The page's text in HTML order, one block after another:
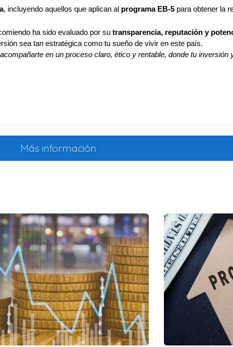
, incluyendo aquellos que aplican al programa EB-5 para obtener la
ha sido evaluado por su transparencia, reputación y
sea tan estratégica como tu sueño de vivir en este país.
en un proceso claro, ético y rentable, donde tu inversión
Más información